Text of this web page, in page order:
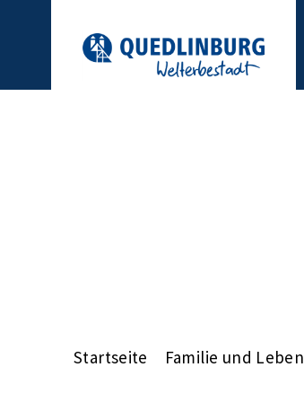
Startseite Familie und Leben